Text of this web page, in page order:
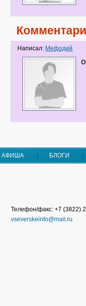
Написал: Мефодий
АФИША БЛОГИ
Телефон/факс: +7 (3822)
vseverskeinfo@mail.ru